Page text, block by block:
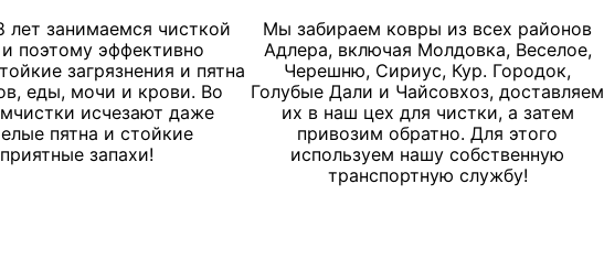
занимаемся чисткой
поэтому эффективно
загрязнения и пятна
еды, мочи и крови. Во
исчезают даже
пятна и стойкие
запахи!
Мы забираем ковры из всех районов
Адлера, включая Молдовка, Веселое,
Черешню, Сириус, Кур. Городок,
Голубые Дали и Чайсовхоз, доставляем
их в наш цех для чистки, а затем
привозим обратно. Для этого
используем нашу собственную
транспортную службу!